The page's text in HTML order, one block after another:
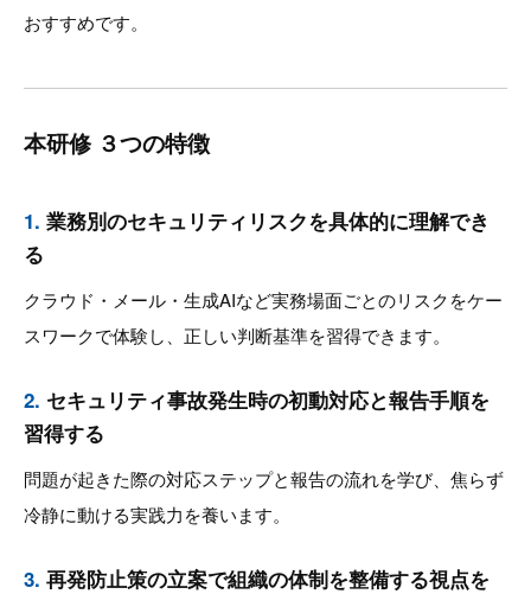
おすすめです。
本研修 ３つの特徴
1. 業務別のセキュリティリスクを具体的に理解でき
る
クラウド・メール・生成AIなど実務場面ごとのリスクをケー
スワークで体験し、正しい判断基準を習得できます。
2. セキュリティ事故発生時の初動対応と報告手順を
習得する
問題が起きた際の対応ステップと報告の流れを学び、焦らず
冷静に動ける実践力を養います。
3. 再発防止策の立案で組織の体制を整備する視点を